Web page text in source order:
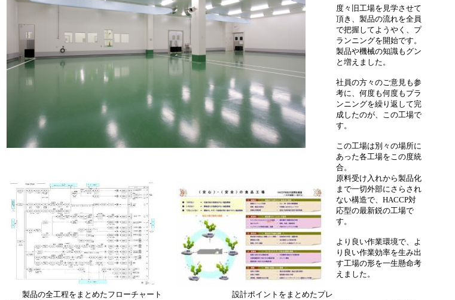
製品の全工程をまとめたフローチャート 設計ポイントをまとめたプレ
度々旧工場を見学させて
頂き、製品の流れを全員
で把握してようやく、プ
ランニングを開始です。
製品や機械の知識もグン
と増えました。
社員の方々のご意見も参
考に、何度も何度もプラ
ンニングを繰り返して完
成したのが、この工場で
す。
この工場は別々の場所に
あった各工場をこの度統
合。
原料受け入れから製品化
まで一切外部にさらされ
ない構造で、 HACCP対
応型の最新鋭の工場で
す。
より良い作業環境で、よ
り良い作業効率を生み出
す工場の形を一生懸命考
えました。